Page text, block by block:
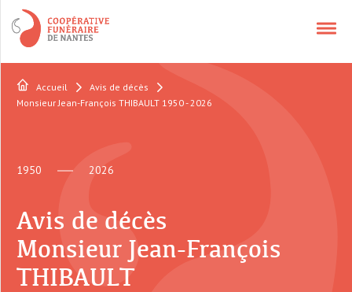
NOS SERVICES
QUI SOMMES-NOUS ?
Accueil
Avis de décès
Monsieur Jean-François THIBAULT 1950 - 2026
1950 2026
Avis de décès
Monsieur Jean-François
THIBAULT